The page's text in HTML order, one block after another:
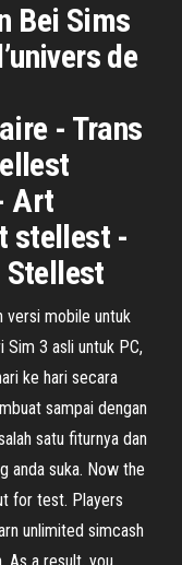
Bei Sims
de
- Trans
Art
stellest -
Stellest
versi mobile untuk
Sim 3 asli untuk PC,
ke hari secara
sampai dengan
satu fiturnya dan
anda suka. Now the
for test. Players
unlimited simcash